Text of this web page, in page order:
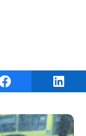
Share on Facebook